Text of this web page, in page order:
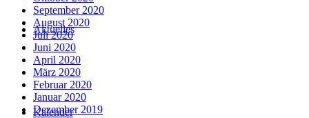
Aktuelles
Kalender
September 2020
August 2020
Juli 2020
Juni 2020
April 2020
März 2020
Februar 2020
Januar 2020
Dezember 2019